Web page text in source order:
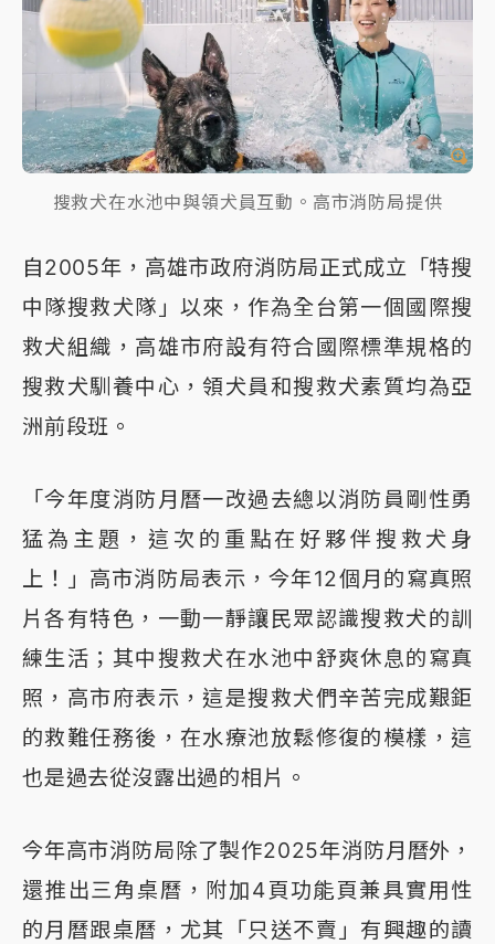
搜救犬在水池中與領犬員互動。高市消防局提供
自2005年，高雄市政府消防局正式成立「特搜
中隊搜救犬隊」以來，作為全台第一個國際搜
救犬組織，高雄市府設有符合國際標準規格的
搜救犬馴養中心，領犬員和搜救犬素質均為亞
洲前段班。
「今年度消防月曆一改過去總以消防員剛性勇
猛為主題，這次的重點在好夥伴搜救犬身
上！」高市消防局表示，今年12個月的寫真照
片各有特色，一動一靜讓民眾認識搜救犬的訓
練生活；其中搜救犬在水池中舒爽休息的寫真
照，高市府表示，這是搜救犬們辛苦完成艱鉅
的救難任務後，在水療池放鬆修復的模樣，這
也是過去從沒露出過的相片。
今年高市消防局除了製作2025年消防月曆外，
還推出三角桌曆，附加4頁功能頁兼具實用性
的月曆跟桌曆，尤其「只送不賣」有興趣的讀